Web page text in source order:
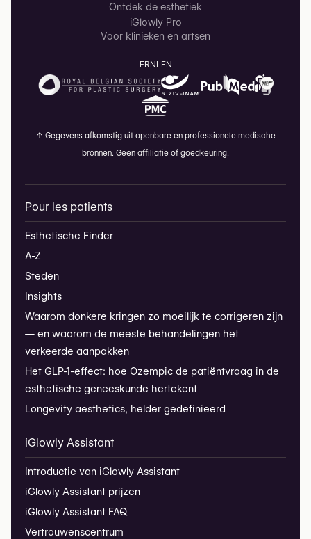
Ontdek de esthetiek
iGlowly Pro
Voor klinieken en artsen
FRNLEN
↑ Gegevens afkomstig uit openbare en professionele medische
bronnen. Geen affiliatie of goedkeuring.
Pour les patients
Esthetische Finder
A-Z
Steden
Insights
Waarom donkere kringen zo moeilijk te corrigeren zijn
— en waarom de meeste behandelingen het
verkeerde aanpakken
Het GLP-1-effect: hoe Ozempic de patiëntvraag in de
esthetische geneeskunde hertekent
Longevity aesthetics, helder gedefinieerd
iGlowly Assistant
Introductie van iGlowly Assistant
iGlowly Assistant prijzen
iGlowly Assistant FAQ
Vertrouwenscentrum